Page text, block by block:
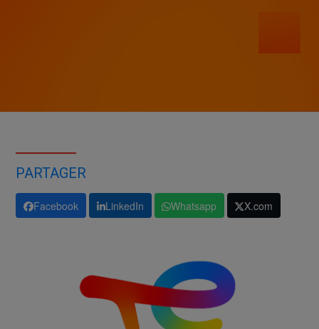
PARTAGER
Facebook LinkedIn Whatsapp X.com